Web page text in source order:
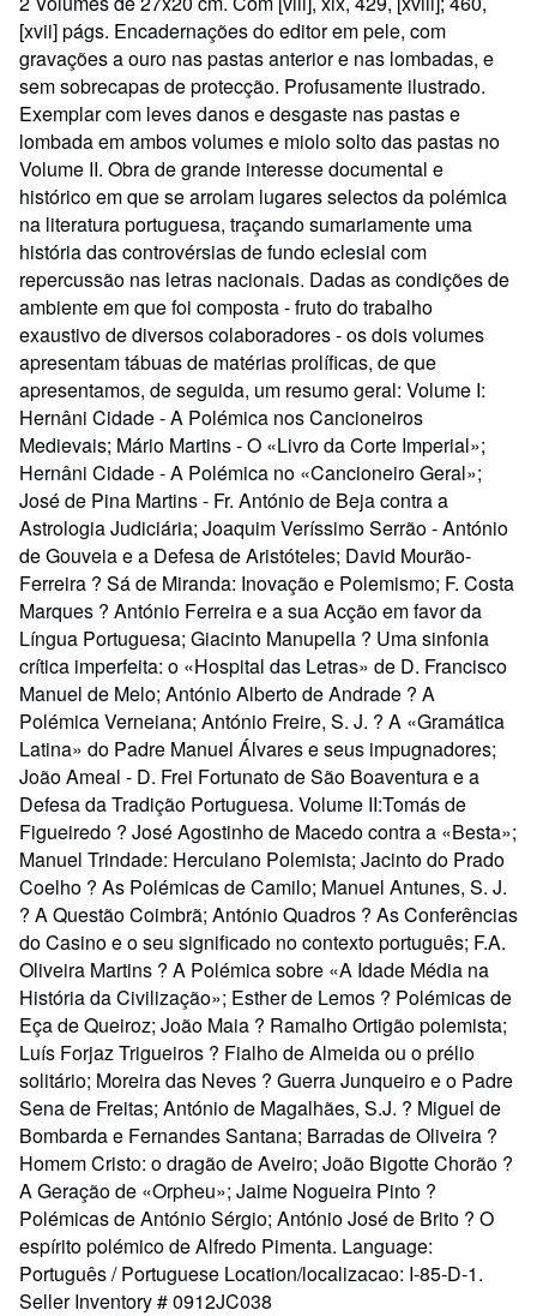
[xvii] págs. Encadernações do editor em pele, com
gravações a ouro nas pastas anterior e nas lombadas, e
sem sobrecapas de protecção. Profusamente ilustrado.
Exemplar com leves danos e desgaste nas pastas e
lombada em ambos volumes e miolo solto das pastas no
Volume II. Obra de grande interesse documental e
histórico em que se arrolam lugares selectos da polémica
na literatura portuguesa, traçando sumariamente uma
história das controvérsias de fundo eclesial com
repercussão nas letras nacionais. Dadas as condições de
ambiente em que foi composta - fruto do trabalho
exaustivo de diversos colaboradores - os dois volumes
apresentam tábuas de matérias prolíficas, de que
apresentamos, de seguida, um resumo geral: Volume I:
Hernâni Cidade - A Polémica nos Cancioneiros
Medievais; Mário Martins - O «Livro da Corte Imperial»;
Hernâni Cidade - A Polémica no «Cancioneiro Geral»;
José de Pina Martins - Fr. António de Beja contra a
Astrologia Judiciária; Joaquim Veríssimo Serrão - António
de Gouveia e a Defesa de Aristóteles; David Mourão-
Ferreira ? Sá de Miranda: Inovação e Polemismo; F. Costa
Marques ? António Ferreira e a sua Acção em favor da
Língua Portuguesa; Giacinto Manupella ? Uma sinfonia
crítica imperfeita: o «Hospital das Letras» de D. Francisco
Manuel de Melo; António Alberto de Andrade ? A
Polémica Verneiana; António Freire, S. J. ? A «Gramática
Latina» do Padre Manuel Álvares e seus impugnadores;
João Ameal - D. Frei Fortunato de São Boaventura e a
Defesa da Tradição Portuguesa. Volume II:Tomás de
Figueiredo ? José Agostinho de Macedo contra a «Besta»;
Manuel Trindade: Herculano Polemista; Jacinto do Prado
Coelho ? As Polémicas de Camilo; Manuel Antunes, S. J.
? A Questão Coimbrã; António Quadros ? As Conferências
do Casino e o seu significado no contexto português; F.A.
Oliveira Martins ? A Polémica sobre «A Idade Média na
História da Civilização»; Esther de Lemos ? Polémicas de
Eça de Queiroz; João Maia ? Ramalho Ortigão polemista;
Luís Forjaz Trigueiros ? Fialho de Almeida ou o prélio
solitário; Moreira das Neves ? Guerra Junqueiro e o Padre
Sena de Freitas; António de Magalhães, S.J. ? Miguel de
Bombarda e Fernandes Santana; Barradas de Oliveira ?
Homem Cristo: o dragão de Aveiro; João Bigotte Chorão ?
A Geração de «Orpheu»; Jaime Nogueira Pinto ?
Polémicas de António Sérgio; António José de Brito ? O
espírito polémico de Alfredo Pimenta. Language:
Português / Portuguese Location/localizacao: I-85-D-1.
Seller Inventory # 0912JC038